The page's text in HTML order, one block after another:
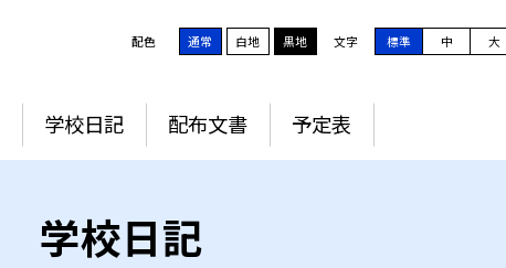
配色 通常 白地 黒地 文字 標準 中 大
学校日記 配布文書 予定表
学校日記